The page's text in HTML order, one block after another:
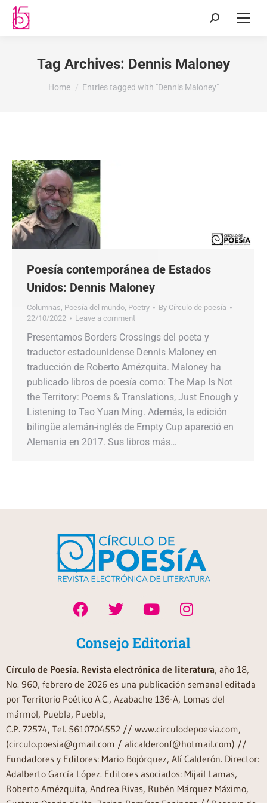
Tag Archives: Dennis Maloney
You are here:
Home Entries tagged with "Dennis Maloney"
Poesía contemporánea de Estados
Unidos: Dennis Maloney
Columnas, Poesía del mundo, Poetry By Círculo de poesía
22/10/2022
Leave a comment
Presentamos Borders Crossings del poeta y
traductor estadounidense Dennis Maloney en
traducción de Roberto Amézquita. Maloney ha
publicado libros de poesía como: The Map Is Not
the Territory: Poems & Translations, Just Enough y
Listening to Tao Yuan Ming. Además, la edición
bilingüe alemán-inglés de Empty Cup apareció en
Alemania en 2017. Sus libros más…
Consejo Editorial
Círculo de Poesía. Revista electrónica de literatura, año 18,
No. 960, febrero de 2026 es una publicación semanal editada
por Territorio Poético A.C., Azabache 136-A, Lomas del
mármol, Puebla, Puebla,
C.P. 72574, Tel. 5610704552 // www.circulodepoesia.com,
(circulo.poesia@gmail.com / alicalderonf@hotmail.com) //
Fundadores y Editores: Mario Bojórquez, Alí Calderón. Director:
Adalberto García López. Editores asociados: Mijail Lamas,
Roberto Amézquita, Andrea Rivas, Rubén Márquez Máximo,